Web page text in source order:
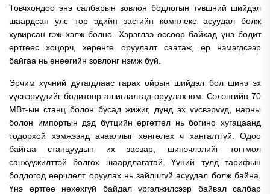
Товчхондоо энэ салбарын зовлон бодлогын түвшний шийдэл
шаардсан улс төр эдийн засгийн комплекс асуудал болж
хувирсан гэж хэлж болно. Хэрэглээ өссөөр байхад үнэ бодит
өртгөөс хоцорч, хөрөнгө оруулалт саатаж, өр нэмэгдсээр
байгаа нь өнөөгийн зовлонг нэмж буй.
Эрчим хүчний дутагдлаас гарах ойрын шийдэл бол шинэ эх
үүсвэрүүдийг бодитоор ашиглалтад оруулах юм. Сэлэнгийн 70
МВт-ын станц болон бусад жижиг, дунд эх үүсвэрүүд, нарны
болон импортын дэд бүтцийн өргөтгөл нь богино хугацаанд
тодорхой хэмжээнд ачааллыг хөнгөлөх ч хангалтгүй. Одоо
байгаа станцуудын их засвар, шинэчлэлийг тогтмол
санхүүжилттэй болгох шаардлагатай. Үүний тулд тарифын
бодлогод өөрчлөлт оруулах нь зайлшгүй асуудал болж байна.
Үнэ өртгөө нөхөхгүй байдал үргэлжилсээр байвал салбар